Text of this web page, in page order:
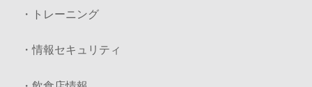
・トレーニング
・情報セキュリティ